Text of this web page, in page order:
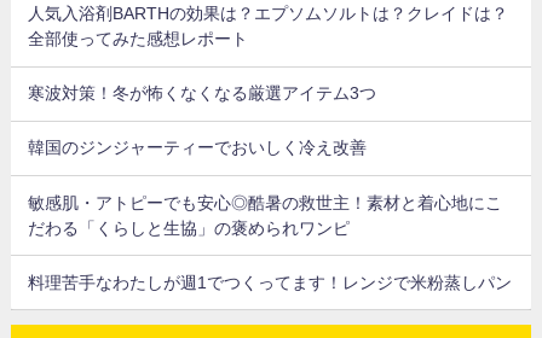
人気入浴剤BARTHの効果は？エプソムソルトは？クレイドは？
全部使ってみた感想レポート
寒波対策！冬が怖くなくなる厳選アイテム3つ
韓国のジンジャーティーでおいしく冷え改善
敏感肌・アトピーでも安心◎酷暑の救世主！素材と着心地にこ
だわる「くらしと生協」の褒められワンピ
料理苦手なわたしが週1でつくってます！レンジで米粉蒸しパン